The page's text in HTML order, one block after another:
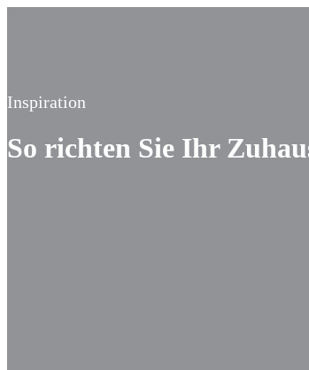
Inspiration
So richten Sie Ihr